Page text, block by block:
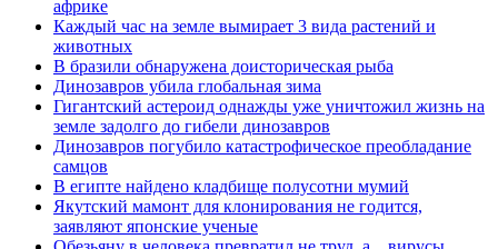
африке
Каждый час на земле вымирает 3 вида растений и
животных
В бразили обнаружена доисторическая рыба
Динозавров убила глобальная зима
Гигантский астероид однажды уже уничтожил жизнь на
земле задолго до гибели динозавров
Динозавров погубило катастрофическое преобладание
самцов
В египте найдено кладбище полусотни мумий
Якутский мамонт для клонирования не годится,
заявляют японские ученые